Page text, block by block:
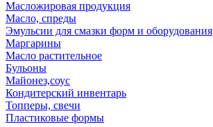
Масложировая продукция
Масло, спреды
Эмульсии для смазки форм и оборудования
Маргарины
Масло растительное
Бульоны
Майонез,соус
Кондитерский инвентарь
Топперы, свечи
Пластиковые формы